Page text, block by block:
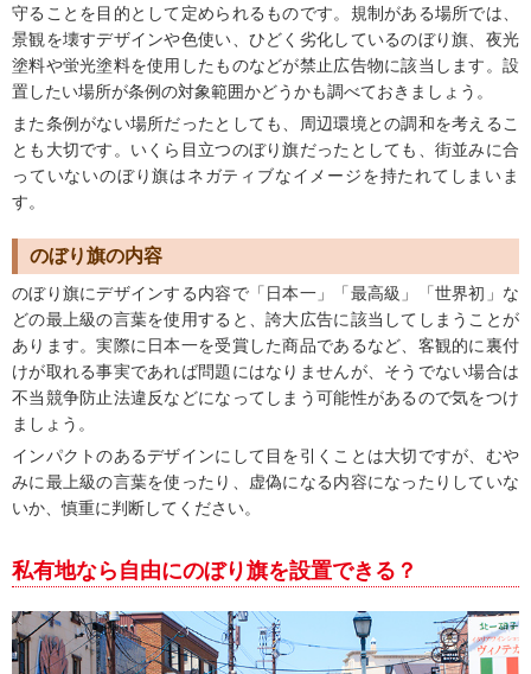
守ることを目的として定められるものです。規制がある場所では、
景観を壊すデザインや色使い、ひどく劣化しているのぼり旗、夜光
塗料や蛍光塗料を使用したものなどが禁止広告物に該当します。設
置したい場所が条例の対象範囲かどうかも調べておきましょう。
また条例がない場所だったとしても、周辺環境との調和を考えるこ
とも大切です。いくら目立つのぼり旗だったとしても、街並みに合
っていないのぼり旗はネガティブなイメージを持たれてしまいま
す。
のぼり旗の内容
のぼり旗にデザインする内容で「日本一」「最高級」「世界初」な
どの最上級の言葉を使用すると、誇大広告に該当してしまうことが
あります。実際に日本一を受賞した商品であるなど、客観的に裏付
けが取れる事実であれば問題にはなりませんが、そうでない場合は
不当競争防止法違反などになってしまう可能性があるので気をつけ
ましょう。
インパクトのあるデザインにして目を引くことは大切ですが、むや
みに最上級の言葉を使ったり、虚偽になる内容になったりしていな
いか、慎重に判断してください。
私有地なら自由にのぼり旗を設置できる？